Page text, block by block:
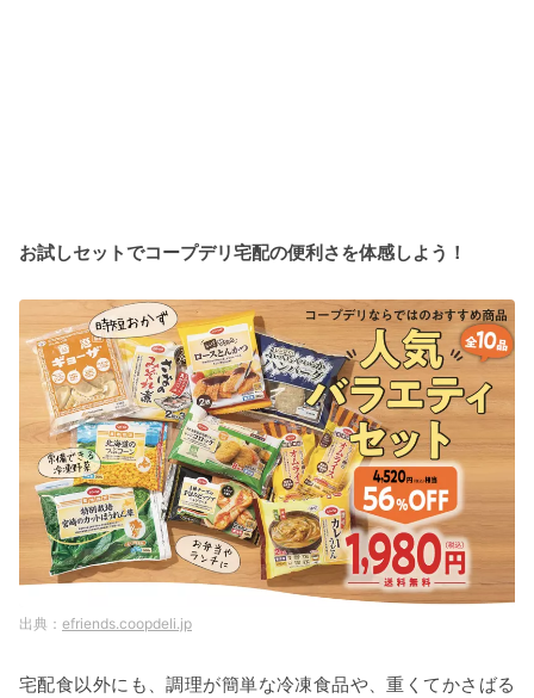
お試しセットでコープデリ宅配の便利さを体感しよう！
efriends.coopdeli.jp
宅配食以外にも、調理が簡単な冷凍食品や、重くてかさばる